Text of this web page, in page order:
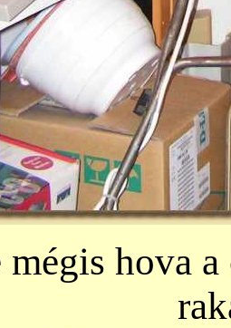
hova